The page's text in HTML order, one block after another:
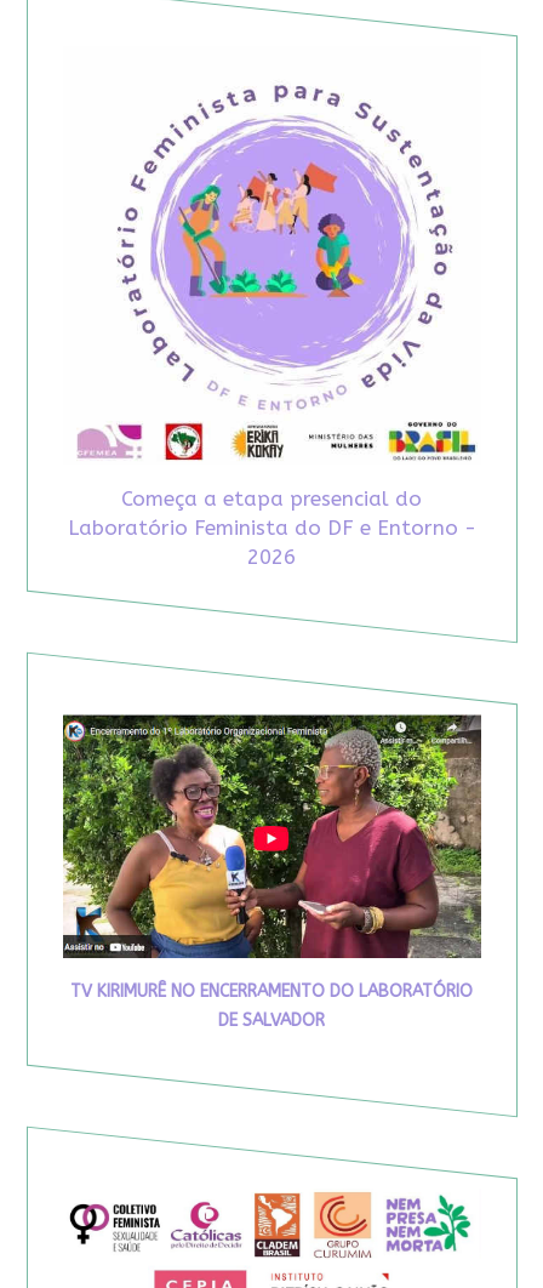
Começa a etapa presencial do
Laboratório Feminista do DF e Entorno -
2026
TV KIRIMURÊ NO ENCERRAMENTO DO LABORATÓRIO
DE SALVADOR